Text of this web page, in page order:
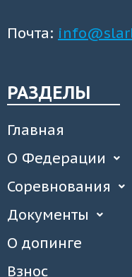
Почта:
РАЗДЕЛЫ
Главная
О Федерации
Соревнования
Документы
О допинге
Взнос